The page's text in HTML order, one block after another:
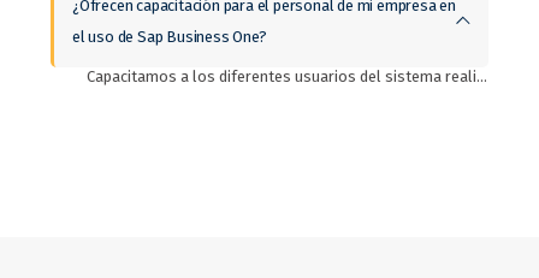
6. Movilidad
¿Ofrecen capacitación para el personal de mi empresa en
el uso de Sap Business One?
Capacitamos a los diferentes usuarios del sistema realizando ejercicios integrales de cada proceso. Realizamos pruebas integrales de los diferentes procesos invitando a los participantes de cada departamento que interviene en el proceso con el objetivo de simular las operaciones reales de la empresa.